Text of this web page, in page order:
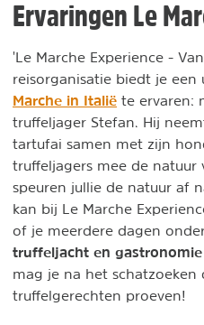
Dieren
Nieuwsbrief
Partners
Ervaringen Le
'Le Marche Experience -
reisorganisatie biedt je een
Marche in Italië te ervaren:
truffeljager Stefan. Hij
tartufai samen met zijn
truffeljagers mee de natuur
speuren jullie de natuur af
kan bij Le Marche
of je meerdere dagen
truffeljacht en gastronomie
mag je na het schatzoeken
truffelgerechten proeven!